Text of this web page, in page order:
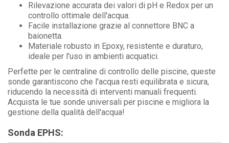
Rilevazione accurata dei valori di pH e Redox per un
controllo ottimale dell'acqua.
Facile installazione grazie al connettore BNC a
baionetta.
Materiale robusto in Epoxy, resistente e duraturo,
ideale per l'uso in ambienti acquatici.
Perfette per le centraline di controllo delle piscine, queste
sonde garantiscono che l'acqua resti equilibrata e sicura,
riducendo la necessità di interventi manuali frequenti.
Acquista le tue sonde universali per piscine e migliora la
gestione della qualità dell'acqua!
Sonda EPHS: